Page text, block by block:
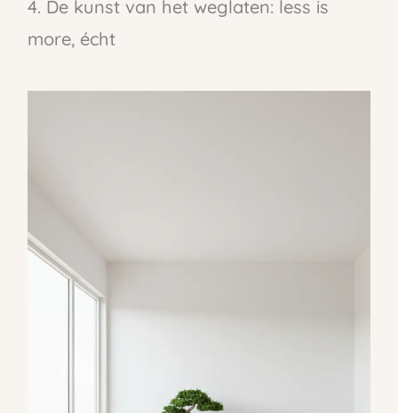
4. De kunst van het weglaten: less is
more, écht